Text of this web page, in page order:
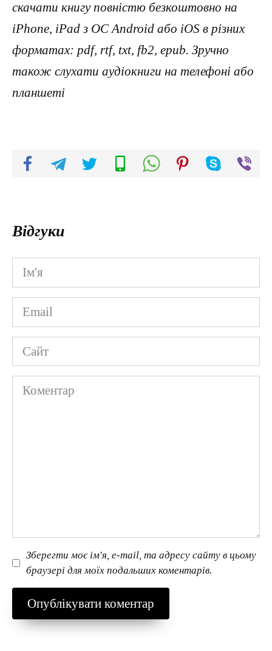
скачати книгу повністю безкоштовно на
iPhone, iPad з ОС Android або iOS в різних
форматах: pdf, rtf, txt, fb2, epub. Зручно
також слухати аудіокниги на телефоні або
планшеті
Відгуки
Ім'я
*
Email
*
Сайт
Коментар
Зберегти моє ім'я, e-mail, та адресу сайту в цьому
браузері для моїх подальших коментарів.